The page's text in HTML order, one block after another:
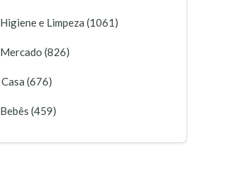
Higiene e Limpeza (1061)
Mercado (826)
Casa (676)
Bebês (459)